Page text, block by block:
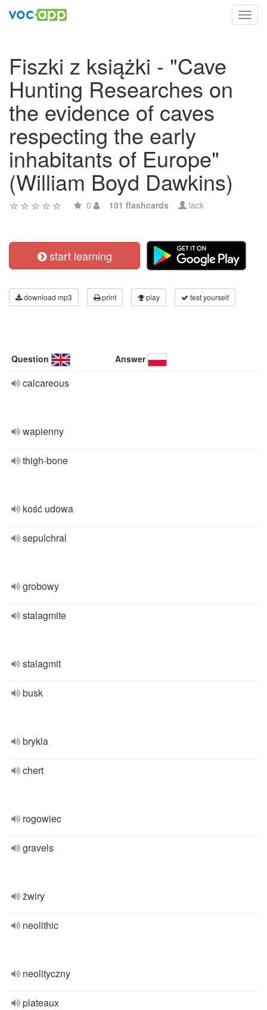
Fiszki z książki - "Cave
Hunting Researches on
the evidence of caves
respecting the early
inhabitants of Europe"
(William Boyd Dawkins)
0 101 flashcards lack
start learning
download mp3 print play test yourself
Question Answer
calcareous
wapienny
thigh-bone
kość udowa
sepulchral
grobowy
stalagmite
stalagmit
busk
brykla
chert
rogowiec
gravels
żwiry
neolithic
neolityczny
plateaux